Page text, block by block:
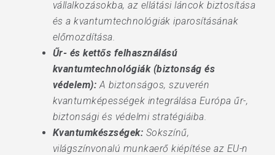
vállalkozásokba, az ellátási láncok biztosítása
és a kvantumtechnológiák iparosításának
előmozdítása.
Űr- és kettős felhasználású
kvantumtechnológiák (biztonság és
védelem): A biztonságos, szuverén
kvantumképességek integrálása Európa űr-,
biztonsági és védelmi stratégiáiba.
Kvantumkészségek: Sokszínű,
világszínvonalú munkaerő kiépítése az EU-n